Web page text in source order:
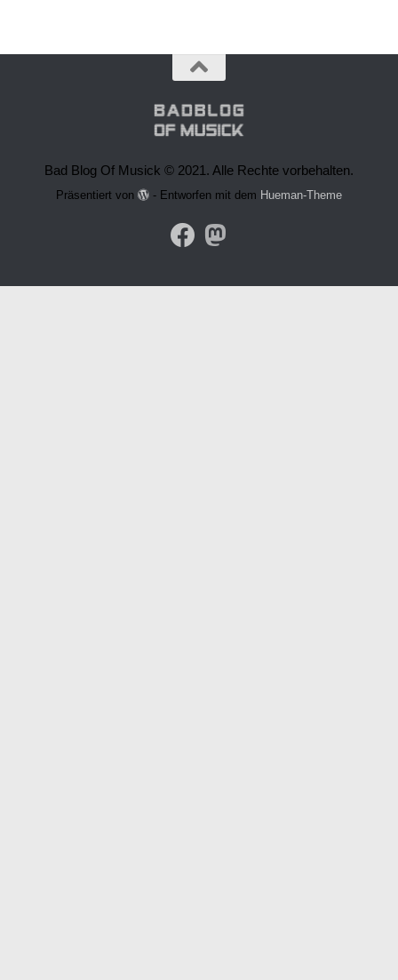
Bad Blog Of Musick © 2021. Alle Rechte vorbehalten.
Präsentiert von - Entworfen mit dem Hueman-Theme